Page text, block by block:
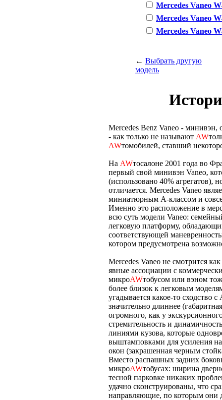
Mercedes Vaneo
Mercedes Vaneo
Mercedes Vaneo
← Выбрать другую
модель
Mercedes Benz Vaneo -
- как только не называют AW
AWтомобилей, ставший
На AWтосалоне 2001 года во
первый свой минивэн Vaneo,
(использовано 40% агрегатов),
отличается. Mercedes Vaneo
миниатюрным А-классом и
Именно это расположение в
всю суть модели Vaneo:
легковую платформу,
соответствующей
котором предусмотрена
Mercedes Vaneo не смотрится
явные ассоциации с
микроAWтобусом или вэном
более близок к легковым
угадывается какое-то сходство
значительно длиннее
огромного, как у
стремительность и
линиями кузова, которые
выштамповками для усиления
окон (закрашенная черным
Вместо распашных задних
микроAWтобусах: ширина
тесной парковке никаких
удачно сконструированы, что
направляющие, по которым они